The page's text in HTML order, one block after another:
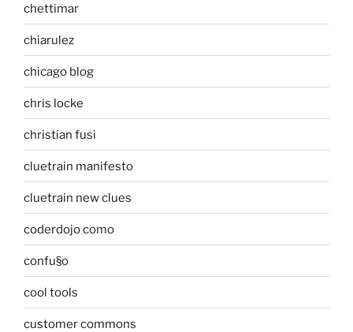
chettimar
chiarulez
chicago blog
chris locke
christian fusi
cluetrain manifesto
cluetrain new clues
coderdojo como
confu§o
cool tools
customer commons